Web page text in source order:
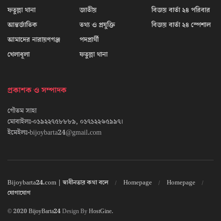
ফতুল্লা থানা
আন্তর্জাতিক
আমাদের নারায়ণগঞ্জ
খেলাধূলা
জাতীয়
তথ্য ও প্রযুক্তি
পদপ্রার্থী
ফতুল্লা থানা
বিজয় বার্তা ২৪ পরিবার
বিজয় বার্তা ২৪ স্পেশাল
প্রকাশক ও সম্পাদক
গৌতম সাহা
মোবাইলঃ-০১৯২২৭৫৮৮৮৯, ০১৭১২২৬৫৯৯৭।
ইমেইলঃ-bijoybarta24@gmail.com
Bijoybarta24.com | স্বাধীনতার কথা বলে Homepage
Homepage
যোগাযোগ
© 2020BijoyBarta24Design ByHostGine.